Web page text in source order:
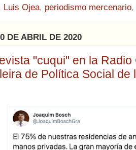
Luis Ojea, periodismo mercenario,
DE ABRIL DE 2020
"cuqui" en la Radio
de Política Social de